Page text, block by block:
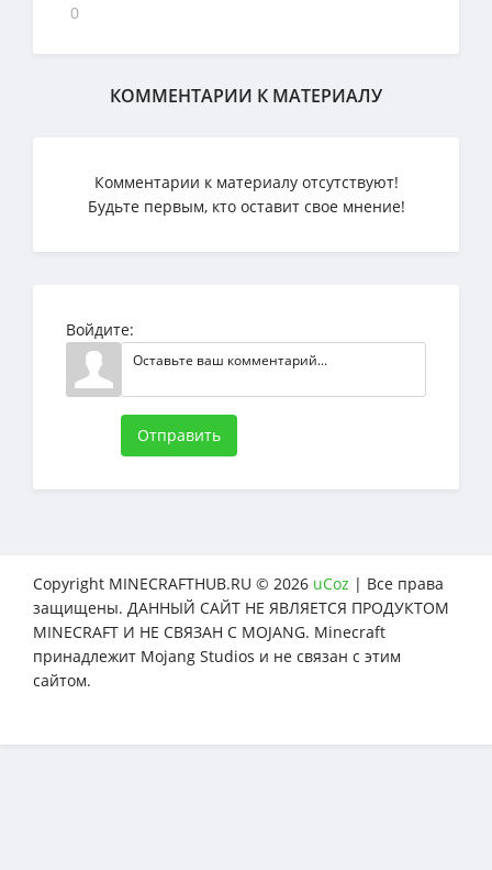
0
КОММЕНТАРИИ К МАТЕРИАЛУ
Комментарии к материалу отсутствуют!
Будьте первым, кто оставит свое мнение!
Войдите:
Отправить
Copyright MINECRAFTHUB.RU © 2026 uCoz | Все права
защищены. ДАННЫЙ САЙТ НЕ ЯВЛЯЕТСЯ ПРОДУКТОМ
MINECRAFT И НЕ СВЯЗАН С MOJANG. Minecraft
принадлежит Mojang Studios и не связан с этим
сайтом.